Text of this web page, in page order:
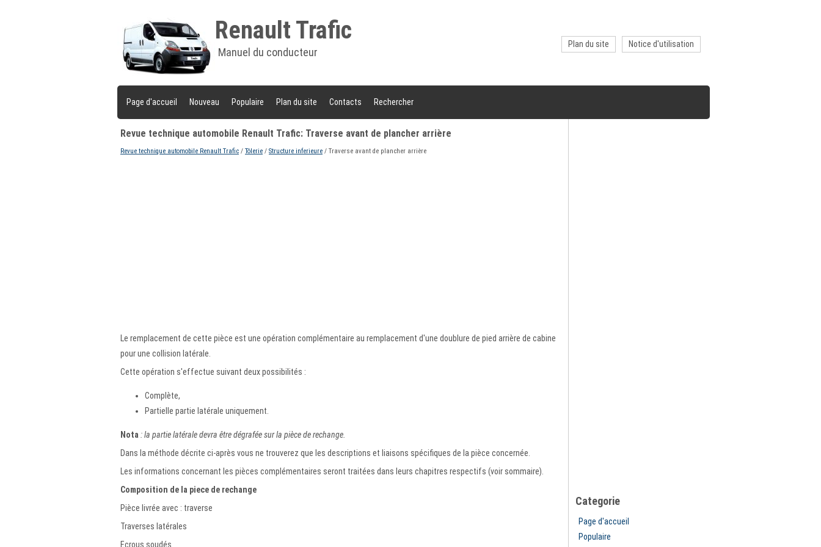
Renault Trafic
Manuel du conducteur
Notice d'utilisation
Plan du site
Page d'accueil Nouveau Populaire Plan du site Contacts Rechercher
Revue technique automobile Renault Trafic: Traverse avant de plancher arrière
Revue technique automobile Renault Trafic / Tôlerie / Structure inferieure / Traverse avant de plancher arrière
Le remplacement de cette pièce est une opération complémentaire au remplacement d'une doublure de pied arrière de cabine
pour une collision latérale.
Cette opération s'effectue suivant deux possibilités :
Complète,
Partielle partie latérale uniquement.
Nota : la partie latérale devra être dégrafée sur la pièce de rechange.
Dans la méthode décrite ci-après vous ne trouverez que les descriptions et liaisons spécifiques de la pièce concernée.
Les informations concernant les pièces complémentaires seront traitées dans leurs chapitres respectifs (voir sommaire).
Composition de la piece de rechange
Pièce livrée avec : traverse
Traverses latérales
Ecrous soudés
Categorie
Page d'accueil
Populaire